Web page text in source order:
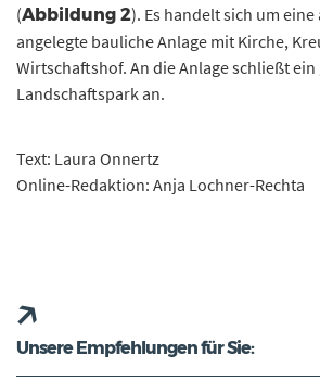
(Abbildung 2). Es handelt sich um
angelegte bauliche Anlage mit Kirche,
Wirtschaftshof. An die Anlage schließt
Landschaftspark an.
Text: Laura Onnertz
Online-Redaktion: Anja Lochner-Rechta
Unsere Empfehlungen für Sie: